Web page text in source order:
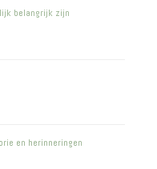
belangrijk zijn
en herinneringen